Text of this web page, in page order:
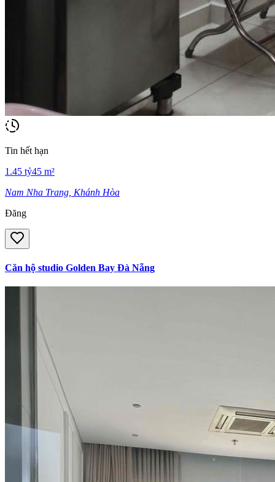
Tin hết hạn
1.45 tỷ45 m²
Nam Nha Trang, Khánh Hòa
Đăng
Căn hộ studio Golden Bay Đà Nẵng